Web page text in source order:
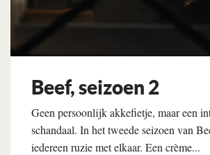
Beef, seizoen 2
Geen persoonlijk akkefietje, maar een
schandaal. In het tweede seizoen van
iedereen ruzie met elkaar. Een crème...